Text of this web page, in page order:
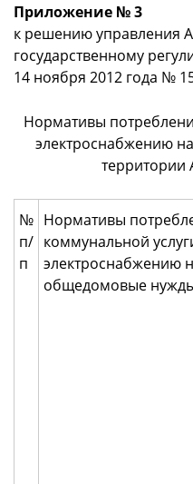
Приложение № 3
к решению управления
государственному
14 ноября 2012 года №
Нормативы
электроснабжению
территории
№
п/
п
Нормативы
коммунальной
электроснабжению
общедомовые